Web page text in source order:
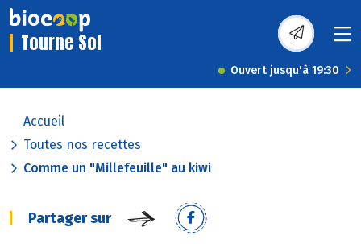
Tourne Sol
Ouvert jusqu'à 19:30
Accueil
Toutes nos recettes
Comme un "Millefeuille" au kiwi
Partager sur